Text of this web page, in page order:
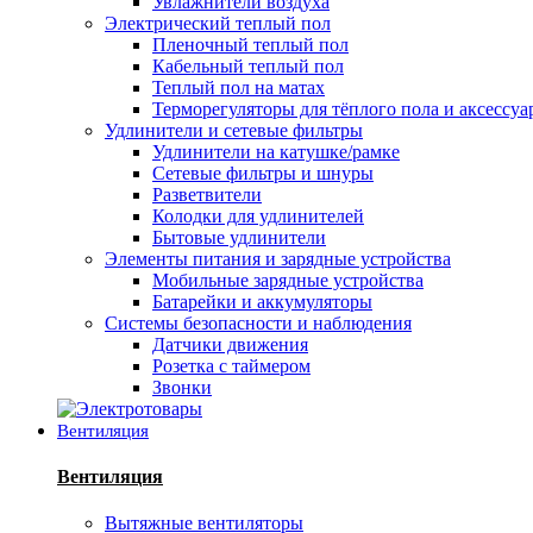
Электрический теплый пол
Пленочный теплый пол
Кабельный теплый пол
Теплый пол на матах
Терморегуляторы для тёплого пола и
Удлинители и сетевые фильтры
Удлинители на катушке/рамке
Сетевые фильтры и шнуры
Разветвители
Колодки для удлинителей
Бытовые удлинители
Элементы питания и зарядные устройства
Мобильные зарядные устройства
Батарейки и аккумуляторы
Системы безопасности и наблюдения
Датчики движения
Розетка с таймером
Звонки
Вентиляция
Вентиляция
Вытяжные вентиляторы